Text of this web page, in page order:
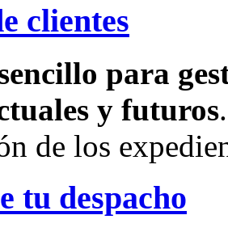
clientes
para
y futuros
de los
tu despacho